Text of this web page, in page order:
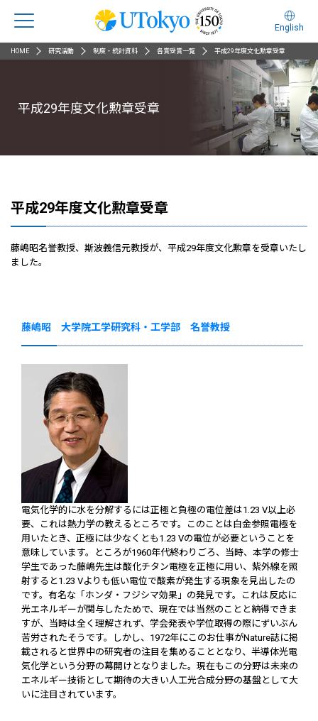
English
HOME 研究活動 制度・統計資料 各賞受賞一覧 平成29年度文化勲章受章
平成29年度文化勲章受章
平成29年度文化勲章受章
藤嶋昭名誉教授、斯波義信元教授が、平成29年度文化勲章を受章いたし
ました。
藤嶋昭 大学院工学研究科・工学部 名誉教授
電気化学的に水を分解するには正極と負極の電位差は1.23 V以上必
要、これは熱力学の教えるところです。このことは白金参照電極を
用いたとき、正極には少なくとも1.23 Vの電位が必要ということを
意味しています。ところが1960年代終わりごろ、当時、本学の修士
学生であった藤嶋先生は酸化チタン電極を正極に用い、紫外線を照
射すると1.23 Vよりも低い電位で酸素が発生する現象を見出したの
です。有名な「ホンダ・フジシマ効果」の発見です。これは反応に
光エネルギーが関与したためで、現在では当然のことと納得できま
すが、当時は全く理解されず、学会発表や学位取得の際にずいぶん
苦労されたそうです。しかし、1972年にこのお仕事がNature誌に掲
載されると世界中の研究者の注目を集めることとなり、半導体光電
気化学という分野の幕開けとなりました。現在もこの分野は未来の
エネルギー技術として期待の大きい人工光合成分野の基盤として大
いに注目されています。